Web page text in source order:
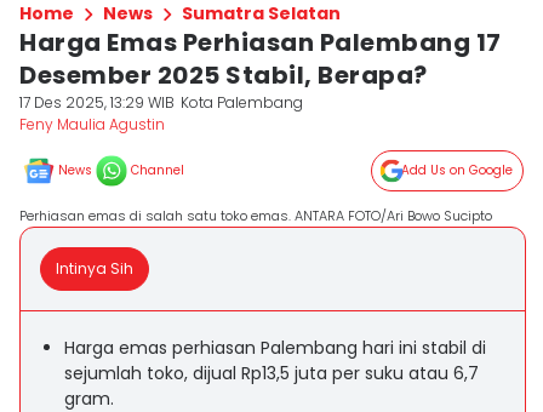
Home News Sumatra Selatan
Harga Emas Perhiasan Palembang 17
Desember 2025 Stabil, Berapa?
17 Des 2025, 13:29 WIB Kota Palembang
Feny Maulia Agustin
News Channel Add Us on Google
Perhiasan emas di salah satu toko emas. ANTARA FOTO/Ari Bowo Sucipto
Intinya Sih
Harga emas perhiasan Palembang hari ini stabil di
sejumlah toko, dijual Rp13,5 juta per suku atau 6,7
gram.